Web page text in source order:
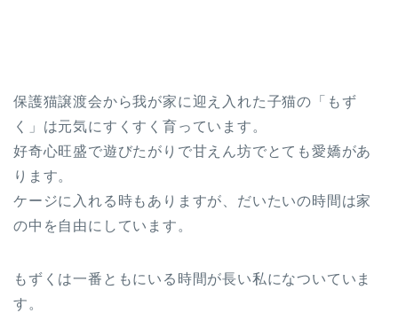
保護猫譲渡会から我が家に迎え入れた子猫の「もず
く」は元気にすくすく育っています。
好奇心旺盛で遊びたがりで甘えん坊でとても愛嬌があ
ります。
ケージに入れる時もありますが、だいたいの時間は家
の中を自由にしています。
もずくは一番ともにいる時間が長い私になついていま
す。